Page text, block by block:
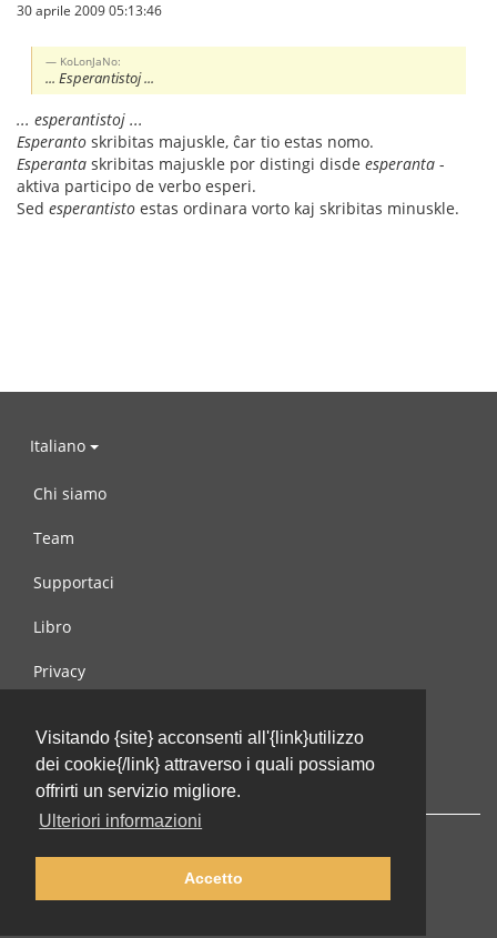
Visitando {site} acconsenti all'{link}utilizzo
dei cookie{/link} attraverso i quali possiamo
offrirti un servizio migliore.
Ulteriori informazioni
Accetto
30 aprile 2009 05:13:46
KoLonJaNo:
... Esperantistoj ...
... esperantistoj ...
Esperanto skribitas majuskle, ĉar tio estas nomo.
Esperanta skribitas majuskle por distingi disde esperanta -
aktiva participo de verbo esperi.
Sed esperantisto estas ordinara vorto kaj skribitas minuskle.
Italiano
Chi siamo
Team
Supportaci
Libro
Privacy
Contattaci
© 2002-2026 lernu.net |Impressum